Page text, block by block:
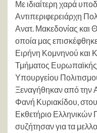
Με ιδιαίτερη χαρά
Αντιπεριφερειάρχη
Ανατ. Μακεδονίας και
οποία μας
Ειρήνη Κομνηνού και
Τμήματος
Υπουργείου
Ξεναγήθηκαν από την
Φανή Κυριακίδου,
Εκθετήριο
συζήτησαν για τα